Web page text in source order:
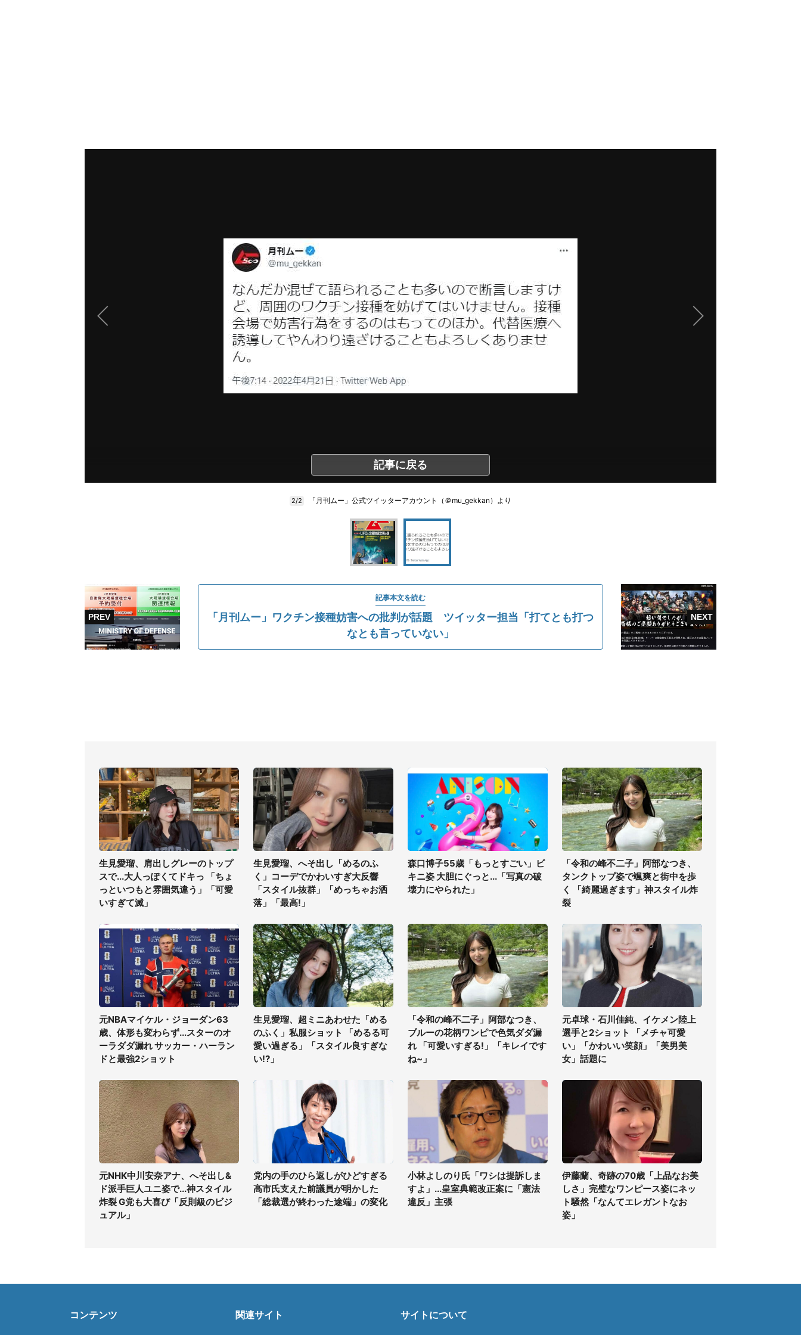
記事に戻る
2/2 「月刊ムー」公式ツイッターアカウント（＠mu_gekkan）より
記事本文を読む
「月刊ムー」ワクチン接種妨害への批判が話題 ツイッター担当「打てとも打つ
なとも言っていない」
生見愛瑠、肩出しグレーのトップ
スで...大人っぽくてドキっ 「ちょ
っといつもと雰囲気違う」「可愛
いすぎて滅」
生見愛瑠、へそ出し「めるのふ
く」コーデでかわいすぎ大反響
「スタイル抜群」「めっちゃお洒
落」「最高!」
森口博子55歳「もっとすごい」ビ
キニ姿 大胆にぐっと...「写真の破
壊力にやられた」
「令和の峰不二子」阿部なつき、
タンクトップ姿で颯爽と街中を歩
く 「綺麗過ぎます」神スタイル炸
裂
元NBAマイケル・ジョーダン63
歳、体形も変わらず...スターのオ
ーラダダ漏れ サッカー・ハーラン
ドと最強2ショット
生見愛瑠、超ミニあわせた「める
のふく」私服ショット 「めるる可
愛い過ぎる」「スタイル良すぎな
い!?」
「令和の峰不二子」阿部なつき、
ブルーの花柄ワンピで色気ダダ漏
れ 「可愛いすぎる!」「キレイです
ね~」
元卓球・石川佳純、イケメン陸上
選手と2ショット 「メチャ可愛
い」「かわいい笑顔」「美男美
女」話題に
元NHK中川安奈アナ、へそ出し&
ド派手巨人ユニ姿で...神スタイル
炸裂 G党も大喜び「反則級のビジ
ュアル」
党内の手のひら返しがひどすぎる
高市氏支えた前議員が明かした
「総裁選が終わった途端」の変化
小林よしのり氏「ワシは提訴しま
すよ」...皇室典範改正案に「憲法
違反」主張
伊藤蘭、奇跡の70歳「上品なお美
しさ」完璧なワンピース姿にネッ
ト騒然「なんてエレガントなお
姿」
コンテンツ 関連サイト サイトについて